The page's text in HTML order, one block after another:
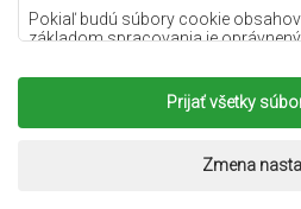
Pokiaľ budú súbory cookie
základom spracovania je
podobe poskytovania
webovej stránke a marketingových
údajov a jeho dôveryhodných
Viac informácií o súboroch
Prijať všetky
Zmena
Zlaté
Copyright 2022Koberce
Realizácia: